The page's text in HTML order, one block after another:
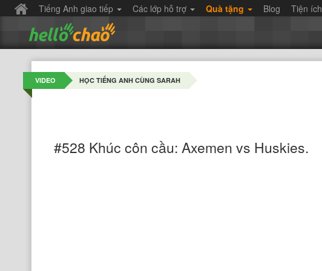
Tiếng Anh giao tiếp Các lớp hỗ trợ Quà tặng Blog Tiện ích
VIDEO HỌC TIẾNG ANH CÙNG SARAH
#528 Khúc côn cầu: Axemen vs Huskies.